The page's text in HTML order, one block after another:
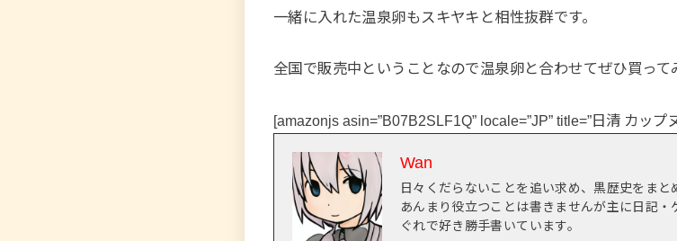
一緒に入れた温泉卵もスキヤキと相性抜群です。
全国で販売中ということなので温泉卵と合わせてぜひ買って
[amazonjs asin=”B07B2SLF1Q” locale=”JP” title=”日清 カッ
Wan
日々くだらないことを追い求め、黒歴史をまと
あんまり役立つことは書きませんが主に日記
ぐれで好き勝手書いています。